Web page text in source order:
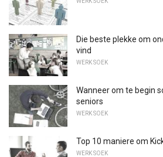
Die beste plekke om
vind
WERK SOEK
Wanneer om te begin
seniors
WERK SOEK
Top 10 maniere om
WERK SOEK